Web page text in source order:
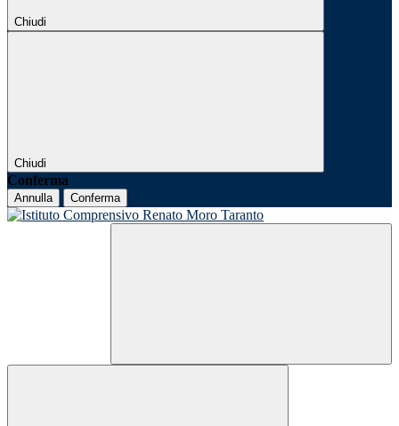
Chiudi
Chiudi
Conferma
Annulla Conferma